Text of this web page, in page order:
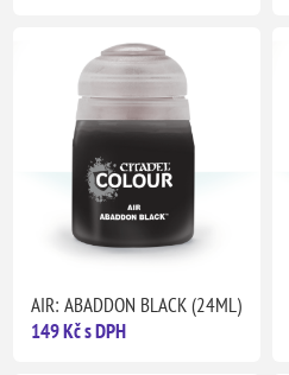
AIR: ABADDON BLACK (24ML)
149 Kč s DPH